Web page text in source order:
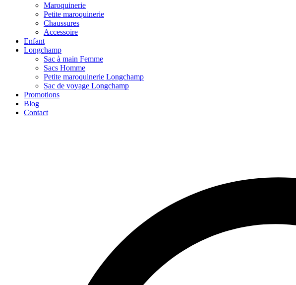
Maroquinerie
Petite maroquinerie
Chaussures
Accessoire
Enfant
Longchamp
Sac à main Femme
Sacs Homme
Petite maroquinerie Longchamp
Sac de voyage Longchamp
Promotions
Blog
Contact